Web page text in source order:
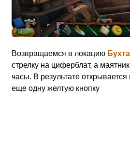
Возвращаемся в локацию
стрелку на циферблат, а
часы. В результате
еще одну желтую кнопку